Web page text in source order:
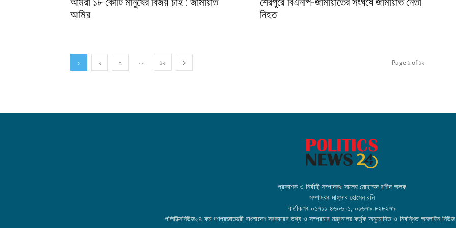
আমির
নিহত
১ ২ ৩ ... ১২ Page ১ of ১২
প্রকাশক ও নির্বাহী সম্পাদকঃ সালেহ মোহাম্মদ রশীদ অলক
সম্পাদকঃ মাহসাব হোসেন রনি
বার্তাকক্ষঃ ০১৭১১-৪৬০৬০১, ০১৬৭৯-৮২৮২৭৯
পলিটিক্সনিউজ২৪.কম গণপ্রজাতন্ত্রী বাংলাদেশ সরকারের তথ্য ও সম্প্রচার মন্ত্রনালয় কর্তৃক অনুমোদিত ও নিবন্ধিত অনলাইন